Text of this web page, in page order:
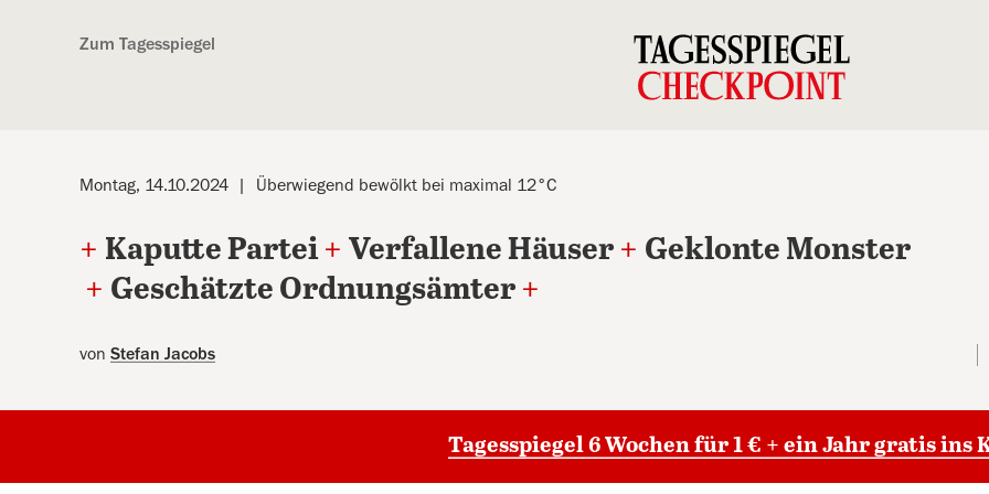
Zum Tagesspiegel
Montag, 14.10.2024 Überwiegend bewölkt bei maximal 12°C
+ Kaputte Partei + Verfallene Häuser + Geklonte Monster
+ Geschätzte Ordnungsämter +
von Stefan Jacobs
Tagesspiegel 6 Wochen für 1 € + ein Jahr gratis ins